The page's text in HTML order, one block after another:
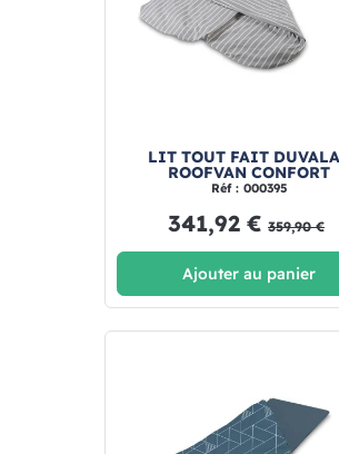
LIT TOUT FAIT
ROOFVAN CONFORT
Réf : 000395
341,92 € 359,90 €
Ajouter au panier